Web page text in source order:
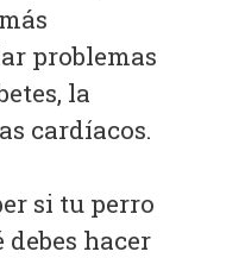
problemas
la
cardíacos.
si tu perro
debes hacer